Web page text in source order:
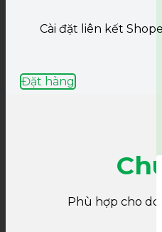
Cài đặt liên kết
Đặt hàng
Phù hợp cho